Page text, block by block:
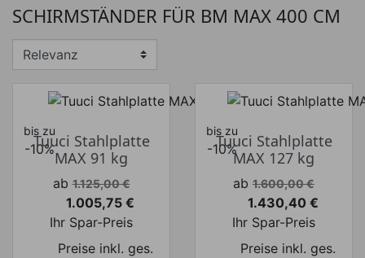
Preis von Preis bis
SCHIRMSTÄNDER FÜR BM MAX 400 CM
bis zu
-10%
Tuuci Stahlplatte
MAX 91 kg
Verkaufspreis
ab 1.125,00 €
Preis
1.005,75 €
Ihr Spar-Preis
Preise inkl. ges.
bis zu
-10%
Tuuci Stahlplatte
MAX 127 kg
Verkaufspreis
ab 1.600,00 €
Preis
1.430,40 €
Ihr Spar-Preis
Preise inkl. ges.